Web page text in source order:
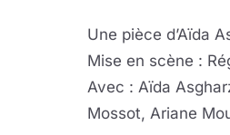
Une pièce d’Aïda
Mise en scène :
Avec : Aïda
Mossot, Ariane